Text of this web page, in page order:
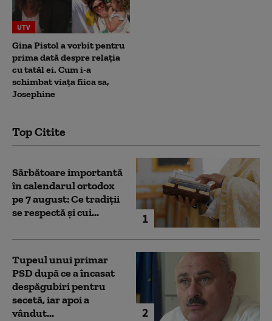
UTV
Gina Pistol a vorbit pentru
prima dată despre relația
cu tatăl ei. Cum i-a
schimbat viața fiica sa,
Josephine
Top Citite
1
Sărbătoare importantă
în calendarul ortodox
pe 7 august: Ce tradiții
se respectă și cui...
2
Tupeul unui primar
PSD după ce a încasat
despăgubiri pentru
secetă, iar apoi a
vândut...